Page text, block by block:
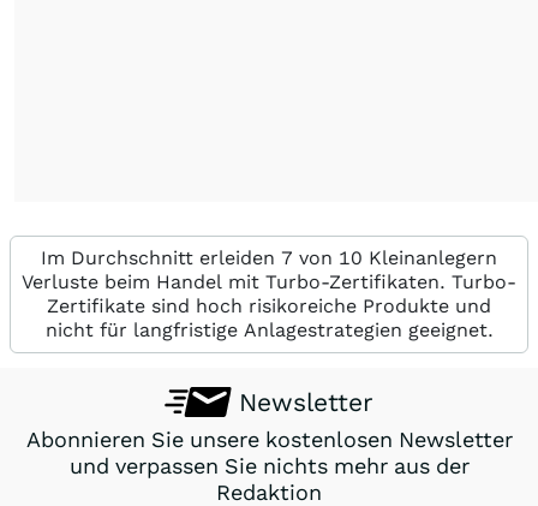
Im Durchschnitt erleiden 7 von 10 Kleinanlegern
Verluste beim Handel mit Turbo-Zertifikaten. Turbo-
Zertifikate sind hoch risikoreiche Produkte und
nicht für langfristige Anlagestrategien geeignet.
Newsletter
Abonnieren Sie unsere kostenlosen Newsletter
und verpassen Sie nichts mehr aus der
Redaktion